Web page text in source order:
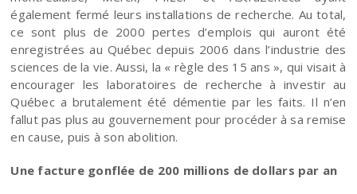
également fermé leurs installations de recherche. Au total,
ce sont plus de 2000 pertes d’emplois qui auront été
enregistrées au Québec depuis 2006 dans l’industrie des
sciences de la vie. Aussi, la « règle des 15 ans », qui visait à
encourager les laboratoires de recherche à investir au
Québec a brutalement été démentie par les faits. Il n’en
fallut pas plus au gouvernement pour procéder à sa remise
en cause, puis à son abolition.
Une facture gonflée de 200 millions de dollars par an